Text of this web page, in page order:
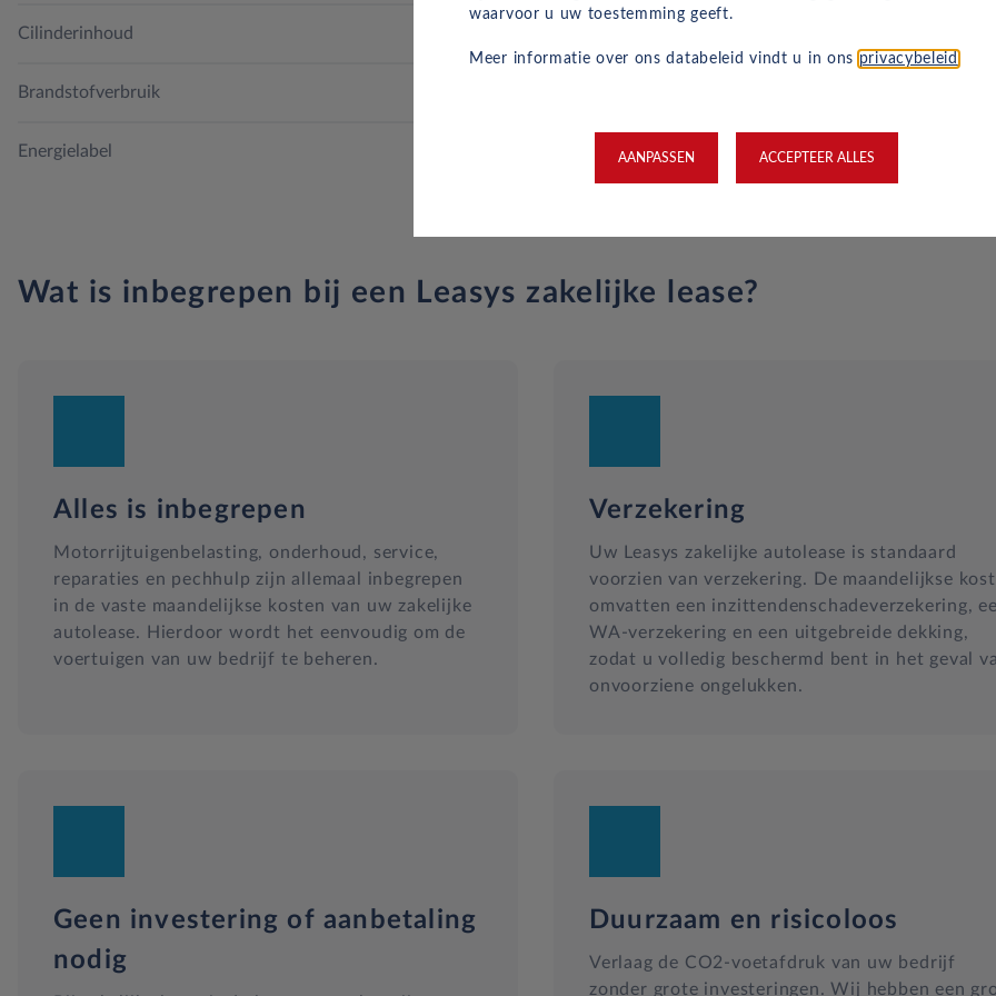
Cilinderinhoud
Brandstofverbruik
Energielabel
Wat is inbegrepen bij een Leasys zakelijke lease?
Alles is inbegrepen
Motorrijtuigenbelasting, onderhoud, service,
reparaties en pechhulp zijn allemaal inbegrepen
in de vaste maandelijkse kosten van uw zakelijke
autolease. Hierdoor wordt het eenvoudig om de
voertuigen van uw bedrijf te beheren.
Verzekering
Uw Leasys zakelijke autolease is standaard
voorzien van verzekering. De maandelijkse
omvatten een inzittendenschadeverzekering,
WA-verzekering en een uitgebreide dekking,
zodat u volledig beschermd bent in het geval
onvoorziene ongelukken.
Geen investering of aanbetaling
nodig
Duurzaam en risicoloos
Verlaag de CO2-voetafdruk van uw bedrijf
zonder grote investeringen. Wij hebben een
waarvoor u uw toestemming geeft.
Meer informatie over ons databeleid vindt u in ons privacybeleid
AANPASSEN ACCEPTEER ALLES